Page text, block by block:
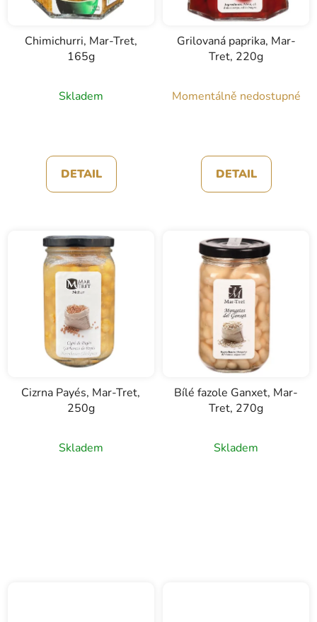
Chimichurri, Mar-Tret,
165g
Skladem
DETAIL
Grilovaná paprika, Mar-
Tret, 220g
Momentálně nedostupné
DETAIL
Cizrna Payés, Mar-Tret,
250g
Skladem
Bílé fazole Ganxet, Mar-
Tret, 270g
Skladem